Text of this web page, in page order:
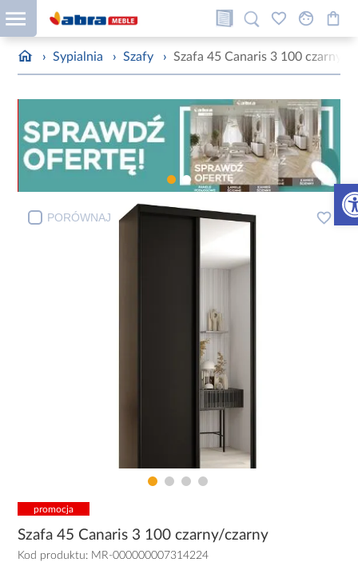
› Sypialnia › Szafy › Szafa 45 Canaris 3 100 czarny/
PORÓWNAJ
promocja
Szafa 45 Canaris 3 100 czarny/czarny
Kod produktu: MR-000000007314224